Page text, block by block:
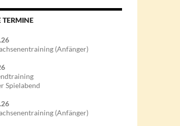
TERMINE
(Anfänger)
Spielabend
(Anfänger)